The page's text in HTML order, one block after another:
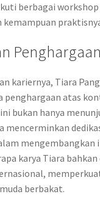
berbagai
kemampuan
Penghargaan
kariernya, Tiara
penghargaan atas
bukan hanya
mencerminkan
mengembangkan
karya Tiara bahkan
berbakat.